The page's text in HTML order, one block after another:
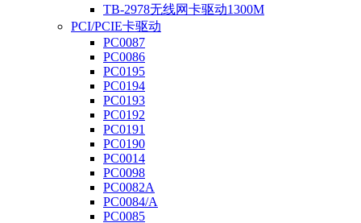
TB-2978无线网卡驱动1300M
PCI/PCIE卡驱动
PC0087
PC0086
PC0195
PC0194
PC0193
PC0192
PC0191
PC0190
PC0014
PC0098
PC0082A
PC0084/A
PC0085